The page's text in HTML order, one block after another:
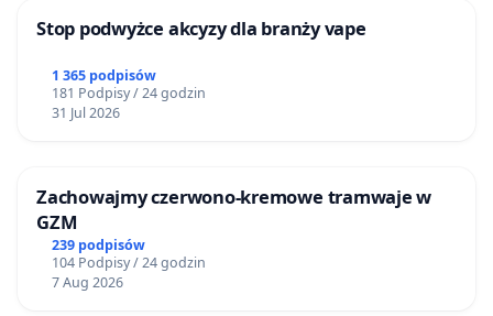
Stop podwyżce akcyzy dla branży vape
1 365 podpisów
181 Podpisy / 24 godzin
31 Jul 2026
Zachowajmy czerwono-kremowe tramwaje w
GZM
239 podpisów
104 Podpisy / 24 godzin
7 Aug 2026